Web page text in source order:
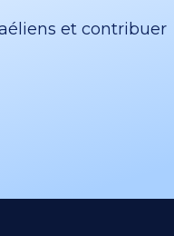
et contribuer